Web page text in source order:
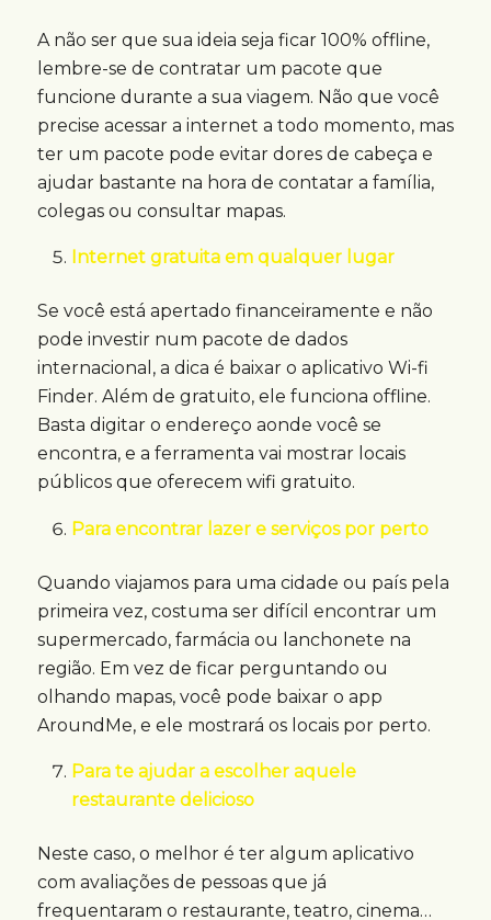
A não ser que sua ideia seja ficar 100% offline,
lembre-se de contratar um pacote que
funcione durante a sua viagem. Não que você
precise acessar a internet a todo momento, mas
ter um pacote pode evitar dores de cabeça e
ajudar bastante na hora de contatar a família,
colegas ou consultar mapas.
Internet gratuita em qualquer lugar
Se você está apertado financeiramente e não
pode investir num pacote de dados
internacional, a dica é baixar o aplicativo Wi-fi
Finder. Além de gratuito, ele funciona offline.
Basta digitar o endereço aonde você se
encontra, e a ferramenta vai mostrar locais
públicos que oferecem wifi gratuito.
Para encontrar lazer e serviços por perto
Quando viajamos para uma cidade ou país pela
primeira vez, costuma ser difícil encontrar um
supermercado, farmácia ou lanchonete na
região. Em vez de ficar perguntando ou
olhando mapas, você pode baixar o app
AroundMe, e ele mostrará os locais por perto.
Para te ajudar a escolher aquele
restaurante delicioso
Neste caso, o melhor é ter algum aplicativo
com avaliações de pessoas que já
frequentaram o restaurante, teatro, cinema…